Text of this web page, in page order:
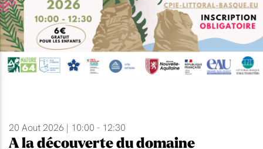
20 Aout 2026 | 10:00 - 12:30
A la découverte du domaine